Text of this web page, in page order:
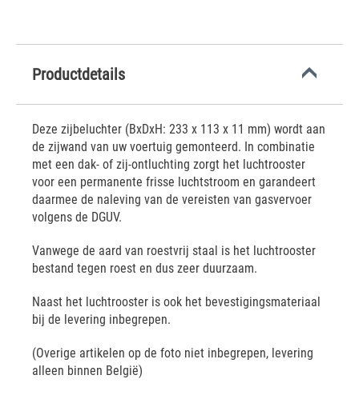
Productdetails
Deze zijbeluchter (BxDxH: 233 x 113 x 11 mm) wordt aan
de zijwand van uw voertuig gemonteerd. In combinatie
met een dak- of zij-ontluchting zorgt het luchtrooster
voor een permanente frisse luchtstroom en garandeert
daarmee de naleving van de vereisten van gasvervoer
volgens de DGUV.
Vanwege de aard van roestvrij staal is het luchtrooster
bestand tegen roest en dus zeer duurzaam.
Naast het luchtrooster is ook het bevestigingsmateriaal
bij de levering inbegrepen.
(Overige artikelen op de foto niet inbegrepen, levering
alleen binnen België)